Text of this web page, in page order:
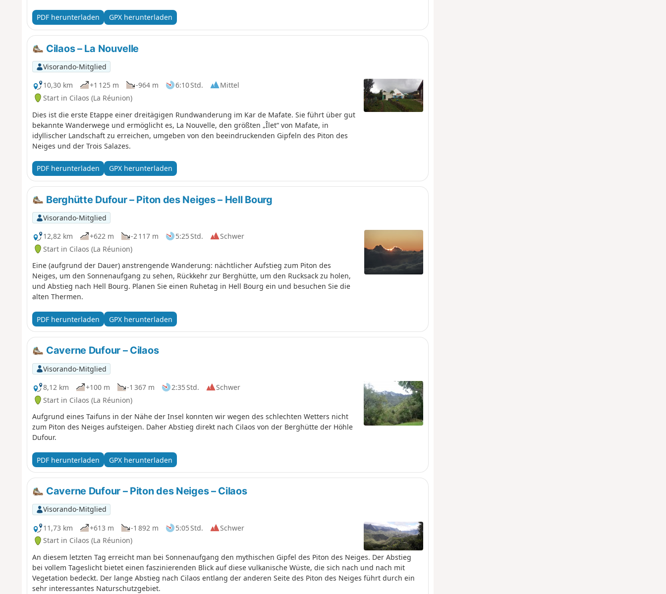
PDF herunterladen GPX herunterladen
Cilaos – La Nouvelle
Visorando-Mitglied
10,30 km
+1 125 m -964 m 6:10 Std.
Mittel
Start in Cilaos (La Réunion)
Dies ist die erste Etappe einer dreitägigen Rundwanderung im Kar de Mafate. Sie führt über gut
bekannte Wanderwege und ermöglicht es, La Nouvelle, den größten „Îlet“ von Mafate, in
idyllischer Landschaft zu erreichen, umgeben von den beeindruckenden Gipfeln des Piton des
Neiges und der Trois Salazes.
PDF herunterladen GPX herunterladen
Berghütte Dufour – Piton des Neiges – Hell Bourg
Visorando-Mitglied
12,82 km
+622 m -2 117 m 5:25 Std.
Schwer
Start in Cilaos (La Réunion)
Eine (aufgrund der Dauer) anstrengende Wanderung: nächtlicher Aufstieg zum Piton des
Neiges, um den Sonnenaufgang zu sehen, Rückkehr zur Berghütte, um den Rucksack zu holen,
und Abstieg nach Hell Bourg. Planen Sie einen Ruhetag in Hell Bourg ein und besuchen Sie die
alten Thermen.
PDF herunterladen GPX herunterladen
Caverne Dufour – Cilaos
Visorando-Mitglied
8,12 km
+100 m -1 367 m 2:35 Std.
Schwer
Start in Cilaos (La Réunion)
Aufgrund eines Taifuns in der Nähe der Insel konnten wir wegen des schlechten Wetters nicht
zum Piton des Neiges aufsteigen. Daher Abstieg direkt nach Cilaos von der Berghütte der Höhle
Dufour.
PDF herunterladen GPX herunterladen
Caverne Dufour – Piton des Neiges – Cilaos
Visorando-Mitglied
11,73 km
+613 m -1 892 m 5:05 Std.
Schwer
Start in Cilaos (La Réunion)
An diesem letzten Tag erreicht man bei Sonnenaufgang den mythischen Gipfel des Piton des Neiges. Der Abstieg
bei vollem Tageslicht bietet einen faszinierenden Blick auf diese vulkanische Wüste, die sich nach und nach mit
Vegetation bedeckt. Der lange Abstieg nach Cilaos entlang der anderen Seite des Piton des Neiges führt durch ein
sehr interessantes Naturschutzgebiet.